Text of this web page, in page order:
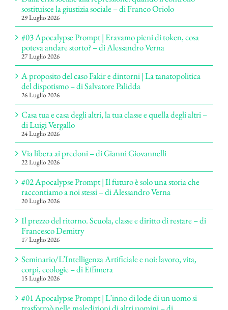
sostituisce la giustizia sociale – di Franco Oriolo
29 Luglio 2026
#03 Apocalypse Prompt | Eravamo pieni di token, cosa
poteva andare storto? – di Alessandro Verna
27 Luglio 2026
A proposito del caso Fakir e dintorni | La tanatopolitica
del dispotismo – di Salvatore Palidda
26 Luglio 2026
Casa tua e casa degli altri, la tua classe e quella degli altri –
di Luigi Vergallo
24 Luglio 2026
Via libera ai predoni – di Gianni Giovannelli
22 Luglio 2026
#02 Apocalypse Prompt | Il futuro è solo una storia che
raccontiamo a noi stessi – di Alessandro Verna
20 Luglio 2026
Il prezzo del ritorno. Scuola, classe e diritto di restare – di
Francesco Demitry
17 Luglio 2026
Seminario/L’Intelligenza Artificiale e noi: lavoro, vita,
corpi, ecologie – di Effimera
15 Luglio 2026
#01 Apocalypse Prompt | L’inno di lode di un uomo si